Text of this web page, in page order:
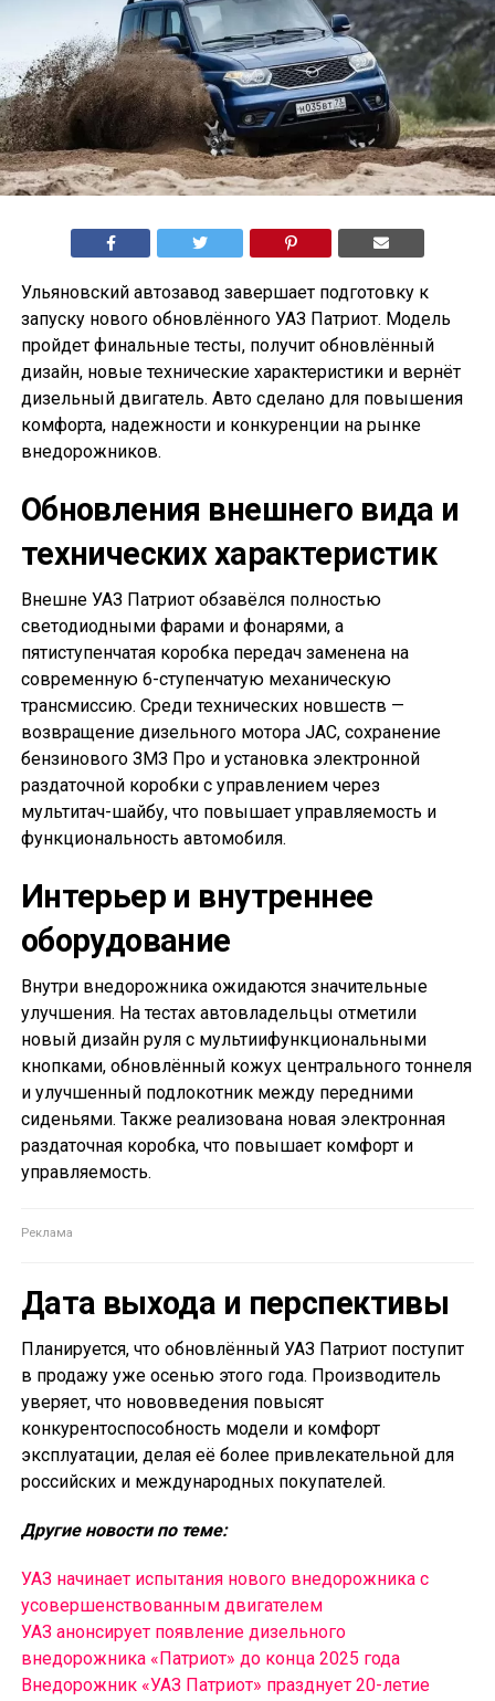
Ульяновский автозавод завершает подготовку к
запуску нового обновлённого УАЗ Патриот. Модель
пройдет финальные тесты, получит обновлённый
дизайн, новые технические характеристики и вернёт
дизельный двигатель. Авто сделано для повышения
комфорта, надежности и конкуренции на рынке
внедорожников.
Обновления внешнего вида и
технических характеристик
Внешне УАЗ Патриот обзавёлся полностью
светодиодными фарами и фонарями, а
пятиступенчатая коробка передач заменена на
современную 6-ступенчатую механическую
трансмиссию. Среди технических новшеств —
возвращение дизельного мотора JAC, сохранение
бензинового ЗМЗ Про и установка электронной
раздаточной коробки с управлением через
мультитач-шайбу, что повышает управляемость и
функциональность автомобиля.
Интерьер и внутреннее
оборудование
Внутри внедорожника ожидаются значительные
улучшения. На тестах автовладельцы отметили
новый дизайн руля с мультиифункциональными
кнопками, обновлённый кожух центрального тоннеля
и улучшенный подлокотник между передними
сиденьями. Также реализована новая электронная
раздаточная коробка, что повышает комфорт и
управляемость.
Дата выхода и перспективы
Планируется, что обновлённый УАЗ Патриот поступит
в продажу уже осенью этого года. Производитель
уверяет, что нововведения повысят
конкурентоспособность модели и комфорт
эксплуатации, делая её более привлекательной для
российских и международных покупателей.
Другие новости по теме:
УАЗ начинает испытания нового внедорожника с
усовершенствованным двигателем
УАЗ анонсирует появление дизельного
внедорожника «Патриот» до конца 2025 года
Внедорожник «УАЗ Патриот» празднует 20-летие